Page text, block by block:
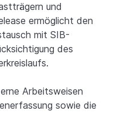
und
ermöglicht den
mit SIB-
des
Arbeitsweisen
sowie die